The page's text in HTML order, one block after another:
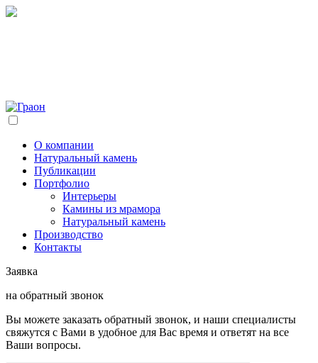
О компании
Натуральный камень
Публикации
Портфолио
Интерьеры
Камины из мрамора
Натуральный камень
Производство
Контакты
Заявка
на обратный звонок
Вы можете заказать обратный звонок, и наши специалисты
свяжутся с Вами в удобное для Вас время и ответят на все
Ваши вопросы.